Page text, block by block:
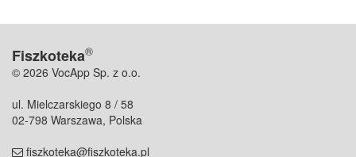
Fiszkoteka®
© 2026 VocApp Sp. z o.o.
ul. Mielczarskiego 8 / 58
02-798 Warszawa, Polska
fiszkoteka@fiszkoteka.pl